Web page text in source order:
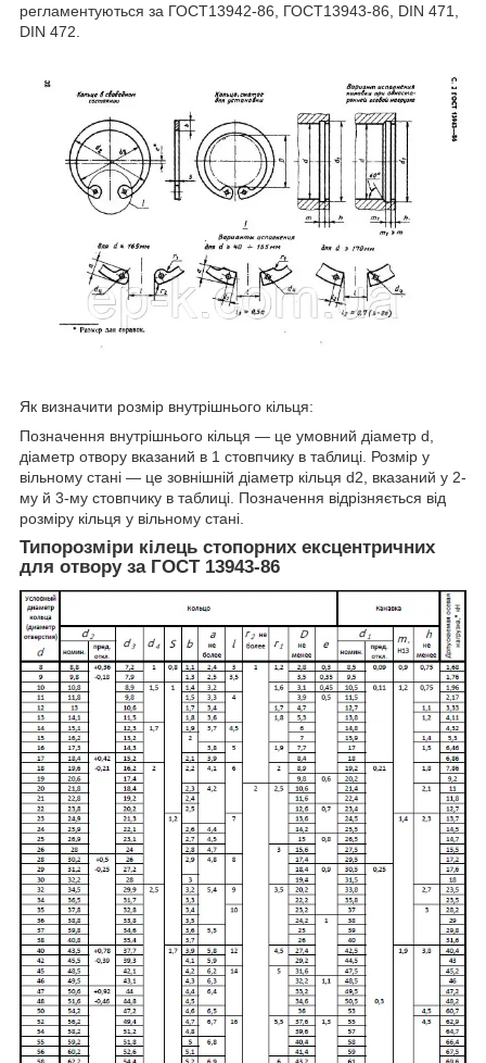
регламентуються за ГОСТ13942-86, ГОСТ13943-86, DIN 471,
DIN 472.
Як визначити розмір внутрішнього кільця:
Позначення внутрішнього кільця — це умовний діаметр d,
діаметр отвору вказаний в 1 стовпчику в таблиці. Розмір у
вільному стані — це зовнішній діаметр кільця d2, вказаний у 2-
му й 3-му стовпчику в таблиці. Позначення відрізняється від
розміру кільця у вільному стані.
Типорозміри кілець стопорних ексцентричних
для отвору за ГОСТ 13943-86